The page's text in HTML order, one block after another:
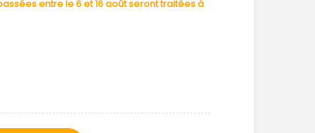
entre le 6 et 16 août seront traitées à